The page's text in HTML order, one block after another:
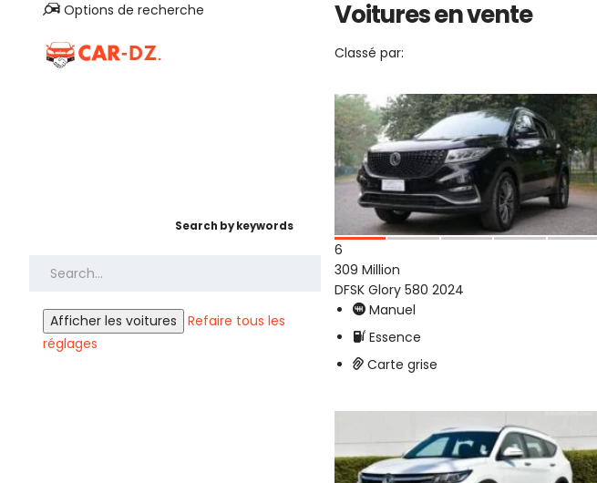
Options de recherche
Search by keywords
Refaire tous les
réglages
Voitures en vente
Classé par:
6
309 Million
DFSK Glory 580 2024
Manuel
Essence
Carte grise